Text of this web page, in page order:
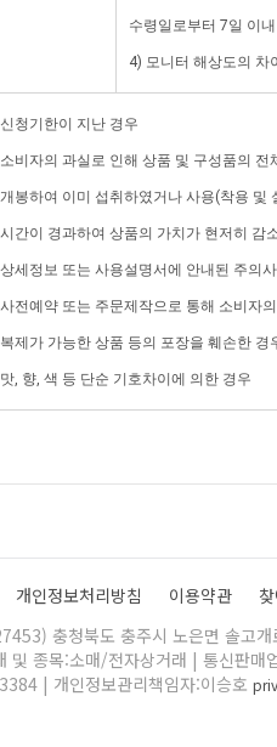
수령일로부터 7일 이
4) 모니터 해상도의 차
청기한이 지난 경우
비자의 과실로 인해 상품 및 구성품의
봉하여 이미 섭취하였거나 사용(착용 및
간이 경과하여 상품의 가치가 현저히 감
세정보 또는 사용설명서에 안내된 주의
전예약 또는 주문제작으로 통해 소비자
제가 가능한 상품 등의 포장을 훼손한 경
, 향, 색 등 단순 기호차이에 의한 경우
개인정보처리방침 이용약관
충청북도 충주시 노은면 솔고
종목:소매/전자상거래 | 통신판매
| 개인정보관리책임자:이승호